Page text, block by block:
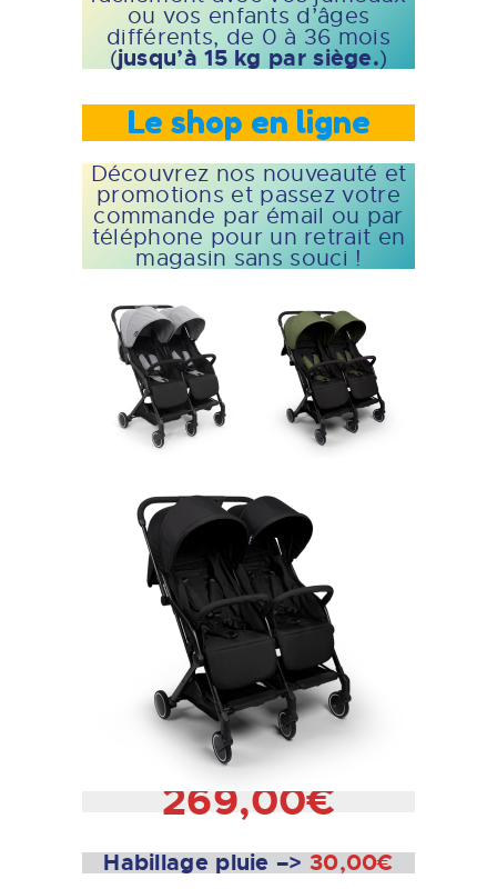
ou vos enfants d’âges
différents, de 0 à 36 mois
(jusqu’à 15 kg par siège.)
Le shop en ligne
Découvrez nos nouveauté et
promotions et passez votre
commande par émail ou par
téléphone pour un retrait en
magasin sans souci !
269,00€
Habillage pluie –>30,00€